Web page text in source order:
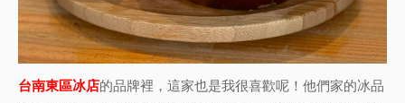
台南東區冰店的品牌裡，這家也是我很喜歡呢！他們家的冰品